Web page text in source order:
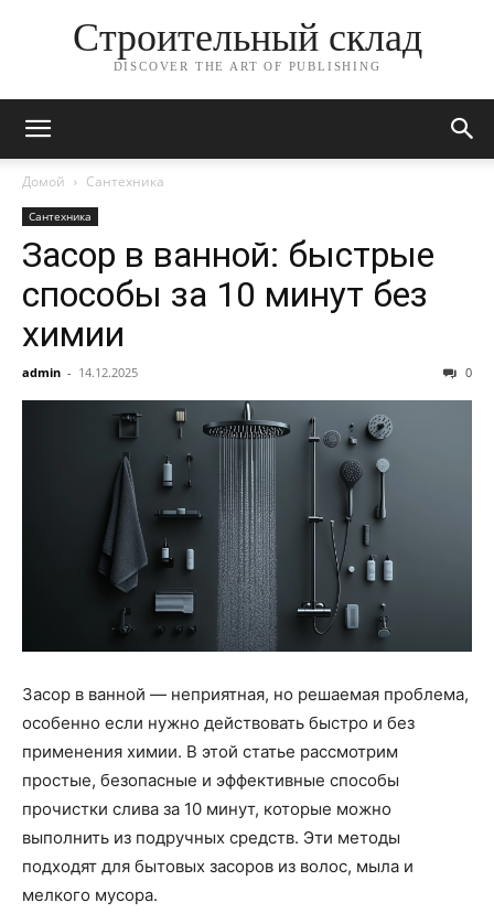
Строительный склад
DISCOVER THE ART OF PUBLISHING
Домой Сантехника
Сантехника
Засор в ванной: быстрые
способы за 10 минут без
химии
admin - 14.12.2025 0
Засор в ванной — неприятная, но решаемая проблема,
особенно если нужно действовать быстро и без
применения химии. В этой статье рассмотрим
простые, безопасные и эффективные способы
прочистки слива за 10 минут, которые можно
выполнить из подручных средств. Эти методы
подходят для бытовых засоров из волос, мыла и
мелкого мусора.